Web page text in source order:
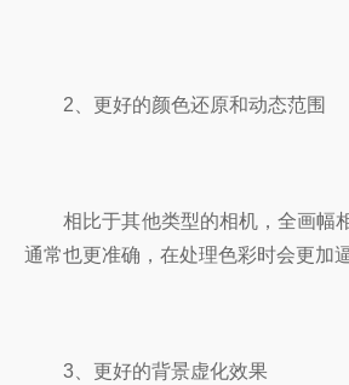
2、更好的颜色还原和动态范围
相比于其他类型的相机，全画幅相
通常也更准确，在处理色彩时会更加逼
3、更好的背景虚化效果